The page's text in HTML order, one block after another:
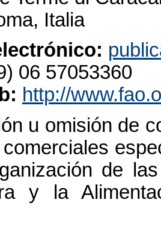
Italia
06 57053360
http://
u omisión de
de
y la